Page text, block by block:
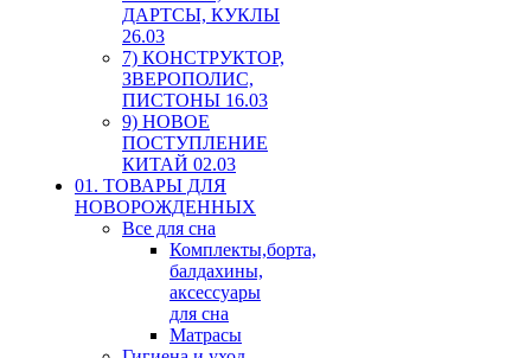
ДАРТСЫ, КУКЛЫ
26.03
7) КОНСТРУКТОР,
ЗВЕРОПОЛИС,
ПИСТОНЫ 16.03
9) НОВОЕ
ПОСТУПЛЕНИЕ
КИТАЙ 02.03
01. ТОВАРЫ ДЛЯ
НОВОРОЖДЕННЫХ
Все для сна
Комплекты,борта,
балдахины,
аксессуары
для сна
Матрасы